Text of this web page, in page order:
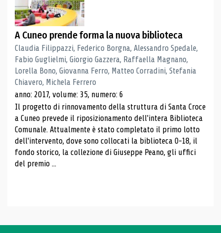
A Cuneo prende forma la nuova biblioteca
Claudia Filippazzi, Federico Borgna, Alessandro Spedale,
Fabio Guglielmi, Giorgio Gazzera, Raffaella Magnano,
Lorella Bono, Giovanna Ferro, Matteo Corradini, Stefania
Chiavero, Michela Ferrero
anno: 2017, volume: 35, numero: 6
Il progetto di rinnovamento della struttura di Santa Croce
a Cuneo prevede il riposizionamento dell'intera Biblioteca
Comunale. Attualmente è stato completato il primo lotto
dell'intervento, dove sono collocati la biblioteca 0-18, il
fondo storico, la collezione di Giuseppe Peano, gli uffici
del premio ...